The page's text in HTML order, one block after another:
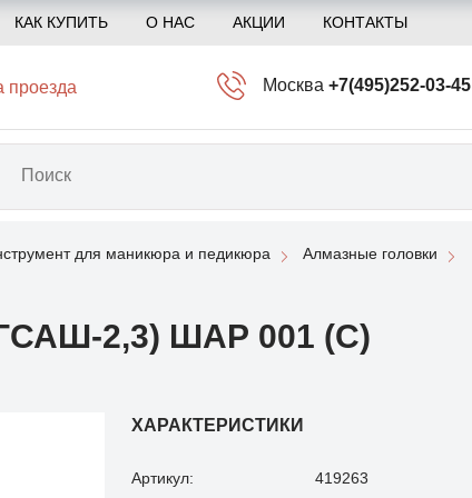
КАК КУПИТЬ О НАС АКЦИИ КОНТАКТЫ
проезда Москва +7(495)252-03-45
для маникюра и педикюра Алмазные головки
2,3) ШАР 001 (С)
ХАРАКТЕРИСТИКИ
Артикул: 419263